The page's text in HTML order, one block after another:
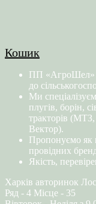
Кошик
ПП «АгроШел» -
до
Ми
плугів, борін,
тракторів
Вектор).
Пропонуємо як
провідних
Якість,
Харків авторинок
Ряд - 4 Місце - 35